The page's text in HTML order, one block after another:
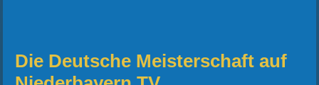
Die Deutsche Meisterschaft auf